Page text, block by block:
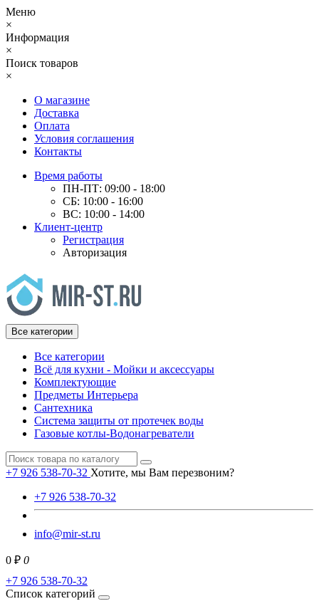
Меню
×
Информация
×
Поиск товаров
×
О магазине
Доставка
Оплата
Условия соглашения
Контакты
Время работы
ПН-ПТ: 09:00 - 18:00
СБ: 10:00 - 16:00
ВС: 10:00 - 14:00
Клиент-центр
Регистрация
Авторизация
Все категории
Все категории
Всё для кухни - Мойки и аксессуары
Комплектующие
Предметы Интерьера
Сантехника
Система защиты от протечек воды
Газовые котлы-Водонагреватели
+7 926 538-70-32 Хотите, мы Вам перезвоним?
+7 926 538-70-32
info@mir-st.ru
0 ₽ 0
+7 926 538-70-32
Список категорий